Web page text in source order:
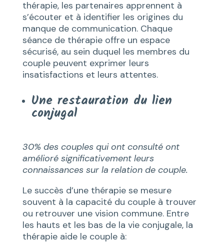
thérapie, les partenaires apprennent à
s’écouter et à identifier les origines du
manque de communication. Chaque
séance de thérapie offre un espace
sécurisé, au sein duquel les membres du
couple peuvent exprimer leurs
insatisfactions et leurs attentes.
Une restauration du lien
conjugal
30% des couples qui ont consulté ont
amélioré significativement leurs
connaissances sur la relation de couple.
Le succès d’une thérapie se mesure
souvent à la capacité du couple à trouver
ou retrouver une vision commune. Entre
les hauts et les bas de la vie conjugale, la
thérapie aide le couple à: